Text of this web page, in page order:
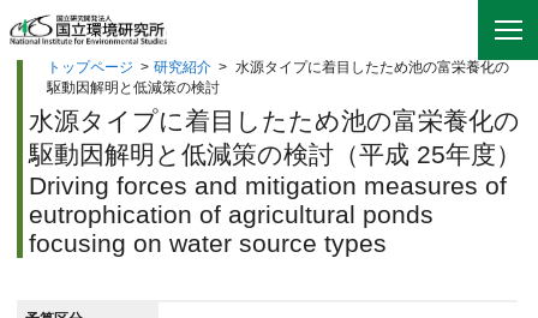
トップページ > 研究紹介 > 水源タイプに着目したため池の富栄養化の
駆動因解明と低減策の検討
水源タイプに着目したため池の富栄養化の
駆動因解明と低減策の検討（平成 25年度）
Driving forces and mitigation measures of
eutrophication of agricultural ponds
focusing on water source types